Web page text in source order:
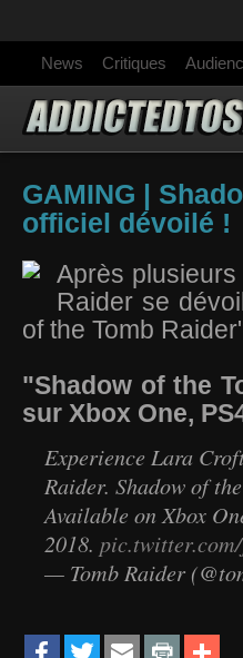
News Critiques
GAMING |
officiel dévoilé !
Après
Raider se
of the Tomb
"Shadow of the
sur Xbox One,
Experience Lara
Raider. Shadow of
Available on Xbox
2018.
— Tomb Raider